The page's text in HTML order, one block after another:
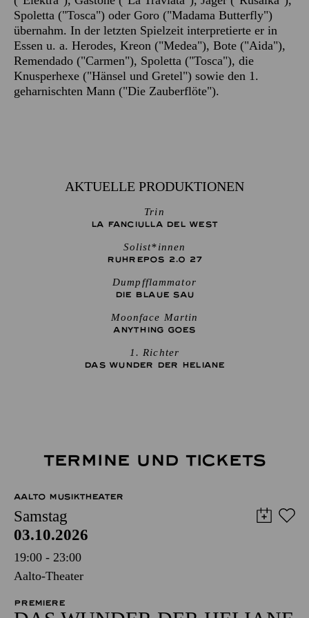
Spoletta ("Tosca") oder Goro ("Madama Butterfly")
übernahm. In der letzten Spielzeit interpretierte er in
Essen u. a. Herodes, Kreon ("Medea"), Bote ("Aida"),
Remendado ("Carmen"), Spoletta ("Tosca"), die
Knusperhexe ("Hänsel und Gretel") sowie den 1.
geharnischten Mann ("Die Zauberflöte").
AKTUELLE PRODUKTIONEN
Trin
LA FANCIULLA DEL WEST
Solist*innen
RUHREPOS 2.0 27
Dumpfflammator
DIE BLAUE SAU
Moonface Martin
ANYTHING GOES
1. Richter
DAS WUNDER DER HELIANE
TERMINE UND TICKETS
AALTO MUSIKTHEATER
Samstag
03.10.2026
19:00 - 23:00
Aalto-Theater
PREMIERE